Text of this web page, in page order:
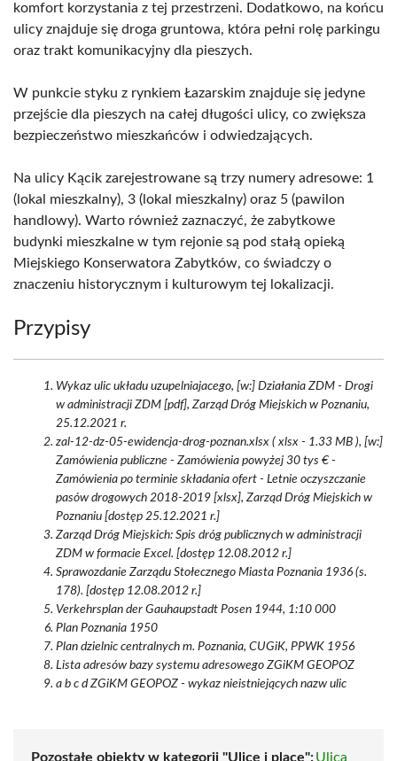
komfort korzystania z tej przestrzeni. Dodatkowo, na końcu
ulicy znajduje się droga gruntowa, która pełni rolę parkingu
oraz trakt komunikacyjny dla pieszych.
W punkcie styku z rynkiem Łazarskim znajduje się jedyne
przejście dla pieszych na całej długości ulicy, co zwiększa
bezpieczeństwo mieszkańców i odwiedzających.
Na ulicy Kącik zarejestrowane są trzy numery adresowe: 1
(lokal mieszkalny), 3 (lokal mieszkalny) oraz 5 (pawilon
handlowy). Warto również zaznaczyć, że zabytkowe
budynki mieszkalne w tym rejonie są pod stałą opieką
Miejskiego Konserwatora Zabytków, co świadczy o
znaczeniu historycznym i kulturowym tej lokalizacji.
Przypisy
Wykaz ulic układu uzupelniajacego, [w:] Działania ZDM - Drogi
w administracji ZDM [pdf], Zarząd Dróg Miejskich w Poznaniu,
25.12.2021 r.
zal-12-dz-05-ewidencja-drog-poznan.xlsx ( xlsx - 1.33 MB ), [w:]
Zamówienia publiczne - Zamówienia powyżej 30 tys € -
Zamówienia po terminie składania ofert - Letnie oczyszczanie
pasów drogowych 2018-2019 [xlsx], Zarząd Dróg Miejskich w
Poznaniu [dostęp 25.12.2021 r.]
Zarząd Dróg Miejskich: Spis dróg publicznych w administracji
ZDM w formacie Excel. [dostęp 12.08.2012 r.]
Sprawozdanie Zarządu Stołecznego Miasta Poznania 1936 (s.
178). [dostęp 12.08.2012 r.]
Verkehrsplan der Gauhaupstadt Posen 1944, 1:10 000
Plan Poznania 1950
Plan dzielnic centralnych m. Poznania, CUGiK, PPWK 1956
Lista adresów bazy systemu adresowego ZGiKM GEOPOZ
a b c d ZGiKM GEOPOZ - wykaz nieistniejących nazw ulic
Pozostałe obiekty w kategorii "Ulice i place":Ulica